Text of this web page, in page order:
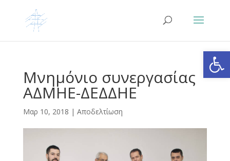
Μνημόνιο συνεργασίας
ΑΔΜΗΕ-ΔΕΔΔΗΕ
Μαρ 10, 2018 | Αποδελτίωση